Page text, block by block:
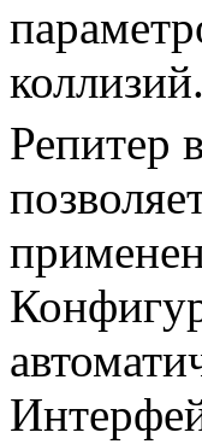
коллизий.
Репитер